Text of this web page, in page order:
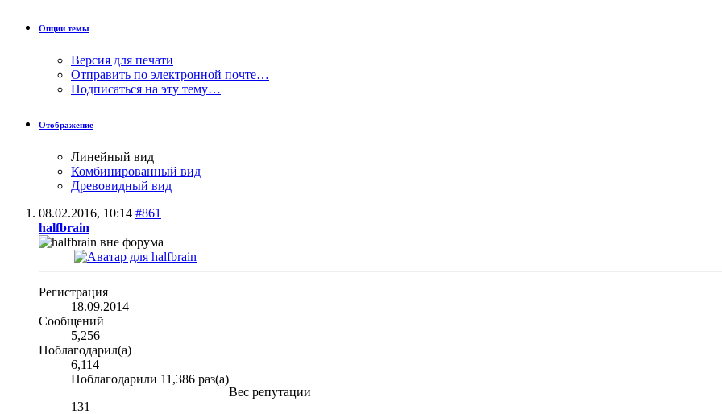
Опции темы
Версия для печати
Отправить по электронной почте…
Подписаться на эту тему…
Отображение
Линейный вид
Комбинированный вид
Древовидный вид
08.02.2016, 10:14 #861
halfbrain
Регистрация
18.09.2014
Сообщений
5,256
Поблагодарил(а)
6,114
Поблагодарили 11,386 раз(а)
Вес репутации
131